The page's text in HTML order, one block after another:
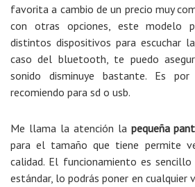
favorita a cambio de un precio muy
con otras opciones, este modelo
distintos dispositivos para escuchar
caso del bluetooth, te puedo
sonido disminuye bastante. Es
recomiendo para sd o usb.
Me llama la atención la pequeña
para el tamaño que tiene permite
calidad. El funcionamiento es
estándar, lo podrás poner en cualquier